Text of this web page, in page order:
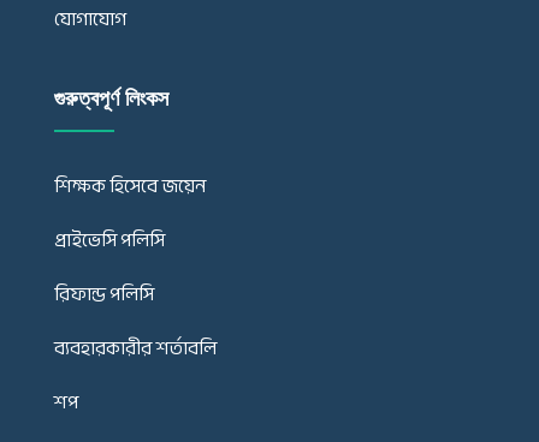
যোগাযোগ
গুরুত্বপূর্ণ লিংকস
শিক্ষক হিসেবে জয়েন
প্রাইভেসি পলিসি
রিফান্ড পলিসি
ব্যবহারকারীর শর্তাবলি
শপ